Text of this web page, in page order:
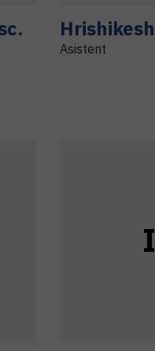
Hrishikesh
Asistent
I